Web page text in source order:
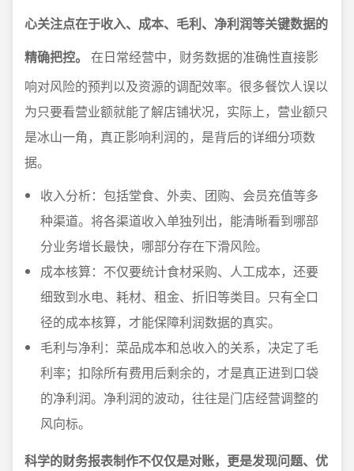
心关注点在于收入、成本、毛利、净利润等关键数据的
精确把控。
在日常经营中，财务数据的准确性直接影
响对风险的预判以及资源的调配效率。很多餐饮人误以
为只要看营业额就能了解店铺状况，实际上，营业额只
是冰山一角，真正影响利润的，是背后的详细分项数
据。
收入分析：包括堂食、外卖、团购、会员充值等多
种渠道。将各渠道收入单独列出，能清晰看到哪部
分业务增长最快，哪部分存在下滑风险。
成本核算：不仅要统计食材采购、人工成本，还要
细致到水电、耗材、租金、折旧等类目。只有全口
径的成本核算，才能保障利润数据的真实。
毛利与净利：菜品成本和总收入的关系，决定了毛
利率；扣除所有费用后剩余的，才是真正进到口袋
的净利润。净利润的波动，往往是门店经营调整的
风向标。
科学的财务报表制作不仅仅是对账，更是发现问题、优